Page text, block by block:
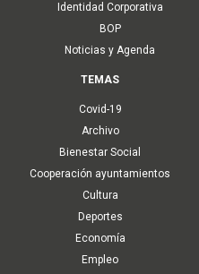
Identidad Corporativa
BOP
Noticias y Agenda
TEMAS
Covid-19
Archivo
Bienestar Social
Cooperación ayuntamientos
Cultura
Deportes
Economía
Empleo